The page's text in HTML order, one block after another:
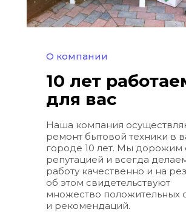
О компании
10 лет
для вас
Наша компания
ремонт бытовой техники в
городе 10 лет. Мы дорожим
репутацией и всегда
работу качественно и на
об этом свидетельствуют
множество положительных
и рекомендаций.